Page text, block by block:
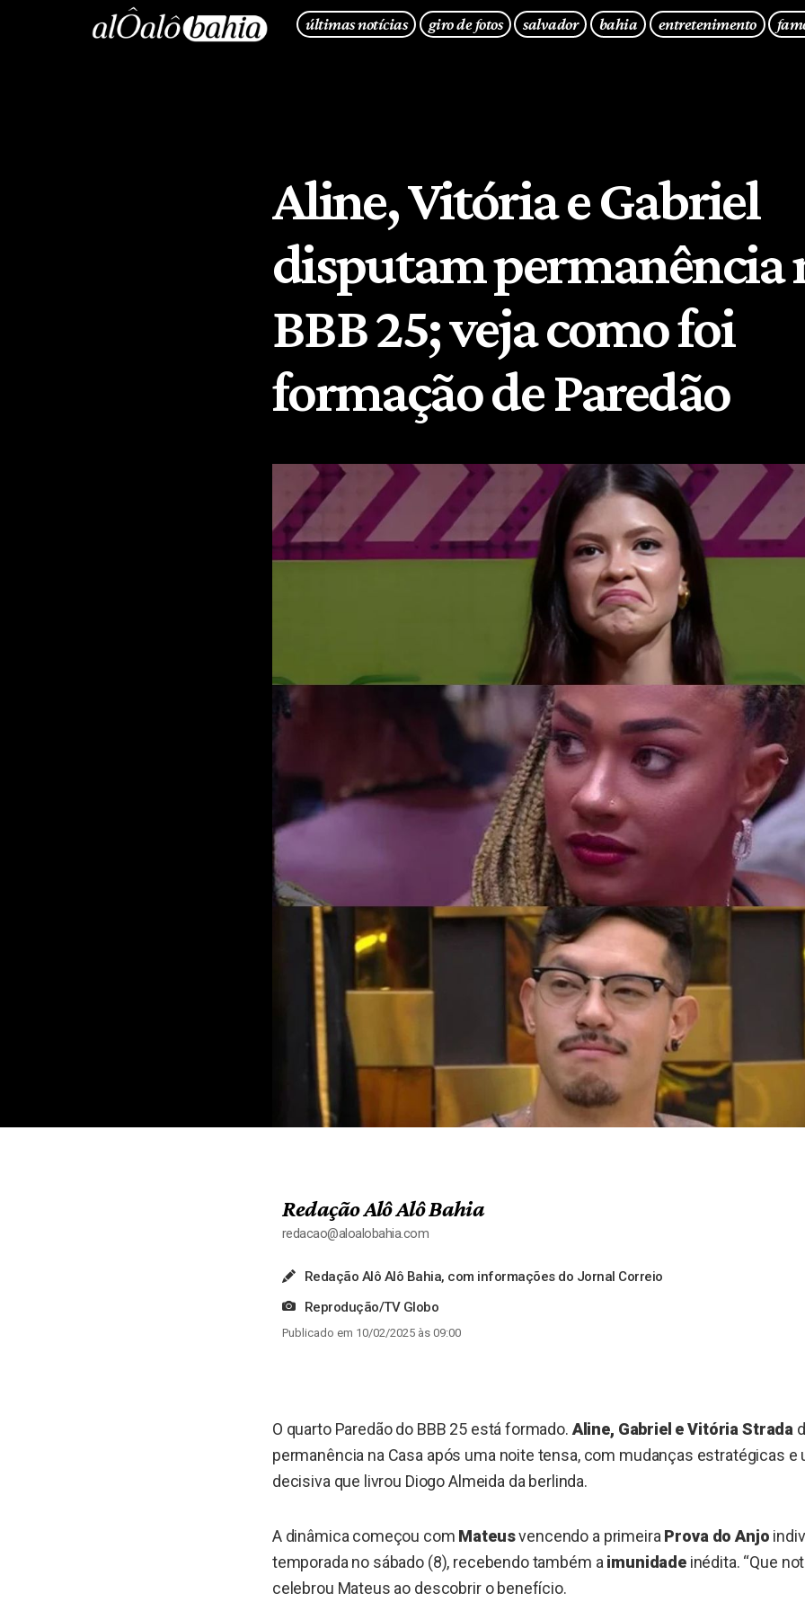
últimas notícias giro de fotos salvador bahia entretenimento
Aline, Vitória e Gabriel
disputam permanência
BBB 25; veja como foi
formação de Paredão
Redação Alô Alô Bahia
redacao@aloalobahia.com
Redação Alô Alô Bahia, com informações do Jornal Correio
Reprodução/TV Globo
Publicado em 10/02/2025 às 09:00
O quarto Paredão do BBB 25 está formado. Aline, Gabriel e Vitória Strada
permanência na Casa após uma noite tensa, com mudanças estratégicas e
decisiva que livrou Diogo Almeida da berlinda.
A dinâmica começou com Mateusvencendo a primeira Prova do Anjo
temporada no sábado (8), recebendo também a imunidadeinédita. “Que
celebrou Mateus ao descobrir o benefício.